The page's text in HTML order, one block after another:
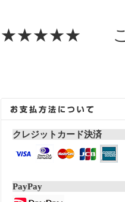
★★★★★ こ
クレジットカード決済
PayPay